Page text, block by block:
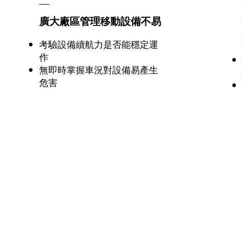
廣大廠區管理移動設備不易
考驗設備續航力是否能穩定運
作
無即時掌握車況對設備易產生
危害